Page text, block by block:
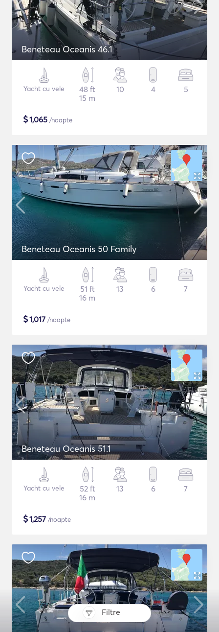
Filtre
Beneteau Oceanis 46.1
Yacht cu vele
48 ft
15 m
10 4 5
$1,065 /noapte
Beneteau Oceanis 50 Family
Yacht cu vele
51 ft
16 m
13 6 7
$1,017 /noapte
Beneteau Oceanis 51.1
Yacht cu vele
52 ft
16 m
13 6 7
$1,257 /noapte